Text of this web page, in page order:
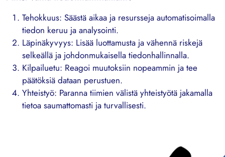
Tehokkuus: Säästä aikaa ja resursseja automatisoimalla
tiedon keruu ja analysointi.
Läpinäkyvyys: Lisää luottamusta ja vähennä riskejä
selkeällä ja johdonmukaisella tiedonhallinnalla.
Kilpailuetu: Reagoi muutoksiin nopeammin ja tee
päätöksiä dataan perustuen.
Yhteistyö: Paranna tiimien välistä yhteistyötä jakamalla
tietoa saumattomasti ja turvallisesti.